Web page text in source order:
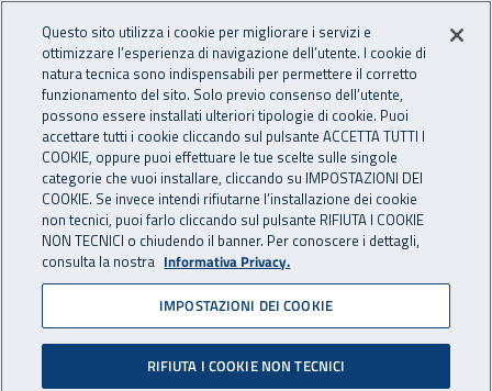
INAIL - Istituto Nazionale
Apri cerca
Navigazione principale
Navigazione - Ti trovi in:
Home Inail comunica Avvisi
Dr Calabria: chiusura uffici
sede locale di Locri per
festività Santo patrono
Nella giornata del 25 novembre 2025 gli uffici
Questo sito utilizza i cookie per migliorare i servizi e
ottimizzare l’esperienza di navigazione dell’utente. I cookie di
natura tecnica sono indispensabili per permettere il corretto
funzionamento del sito. Solo previo consenso dell’utente,
possono essere installati ulteriori tipologie di cookie. Puoi
accettare tutti i cookie cliccando sul pulsante ACCETTA TUTTI I
COOKIE, oppure puoi effettuare le tue scelte sulle singole
categorie che vuoi installare, cliccando su IMPOSTAZIONI DEI
COOKIE. Se invece intendi rifiutarne l’installazione dei cookie
non tecnici, puoi farlo cliccando sul pulsante RIFIUTA I COOKIE
NON TECNICI o chiudendo il banner. Per conoscere i dettagli,
consulta la nostra Informativa Privacy.
IMPOSTAZIONI DEI COOKIE
RIFIUTA I COOKIE NON TECNICI